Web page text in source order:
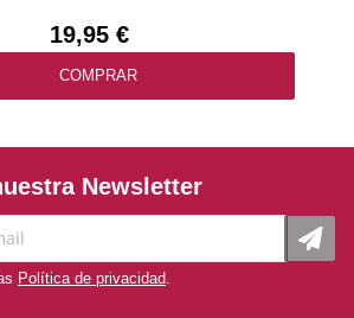
19,95 €
COMPRAR
Newsletter
Política de privacidad